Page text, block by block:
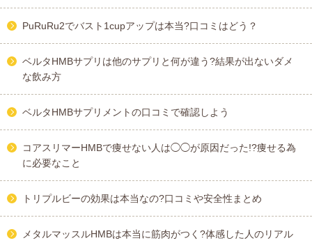
PuRuRu2でバスト1cupアップは本当?口コミはどう？
ベルタHMBサプリは他のサプリと何が違う?結果が出ないダメ
な飲み方
ベルタHMBサプリメントの口コミで確認しよう
コアスリマーHMBで痩せない人は◯◯が原因だった!?痩せる為
に必要なこと
トリプルビーの効果は本当なの?口コミや安全性まとめ
メタルマッスルHMBは本当に筋肉がつく?体感した人のリアル